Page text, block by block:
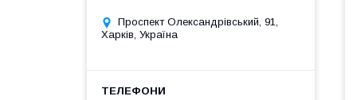
Проспект Олександрівський, 91,
Харків, Україна